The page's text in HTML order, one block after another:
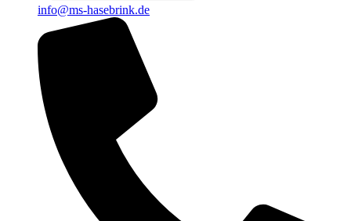
info@ms-hasebrink.de